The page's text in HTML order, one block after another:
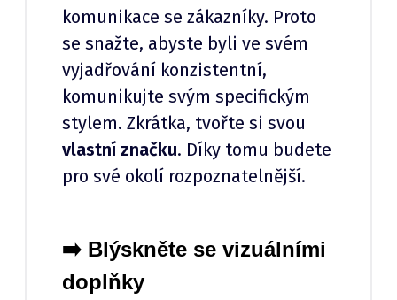
komunikace se zákazníky. Proto
se snažte, abyste byli ve svém
vyjadřování konzistentní,
komunikujte svým specifickým
stylem. Zkrátka, tvořte si svou
vlastní značku. Díky tomu budete
pro své okolí rozpoznatelnější.
➡️ Blýskněte se vizuálními
doplňky